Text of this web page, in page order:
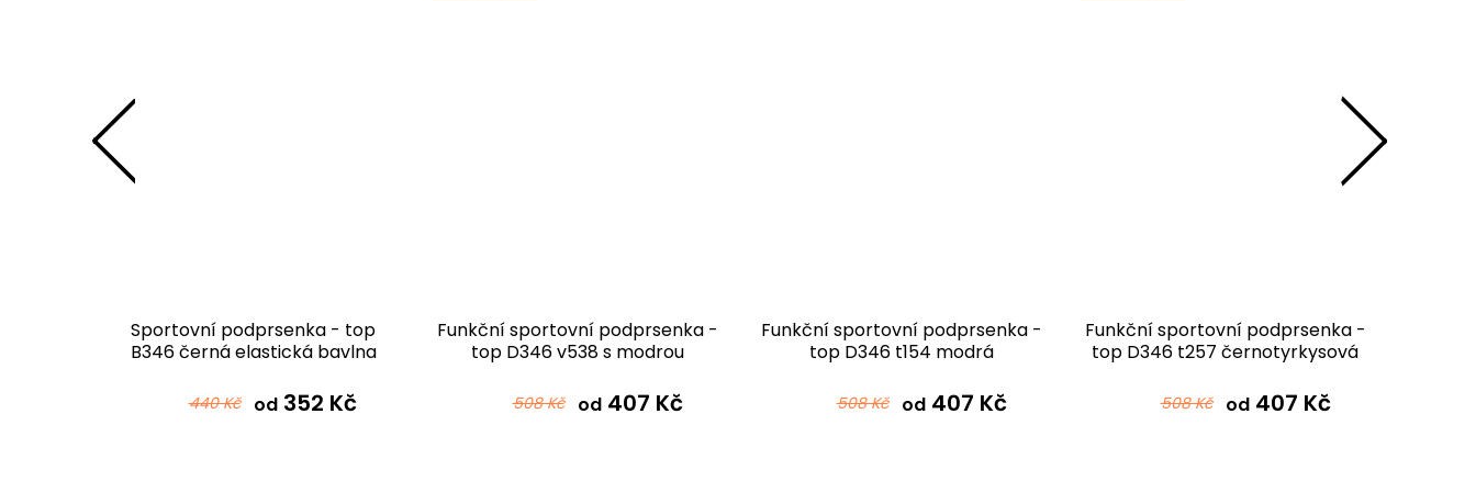
Sportovní podprsenka - top
B346 černá elastická bavlna
440 Kč od352 Kč
Funkční sportovní podprsenka -
top D346 v538 s modrou
508 Kč od407 Kč
Funkční sportovní podprsenka -
top D346 t154 modrá
508 Kč od407 Kč
Funkční sportovní podprsenka -
top D346 t257 černotyrkysová
508 Kč od407 Kč